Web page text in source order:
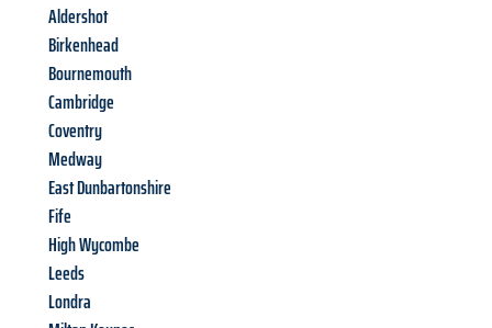
Aldershot
Birkenhead
Bournemouth
Cambridge
Coventry
Medway
East Dunbartonshire
Fife
High Wycombe
Leeds
Londra